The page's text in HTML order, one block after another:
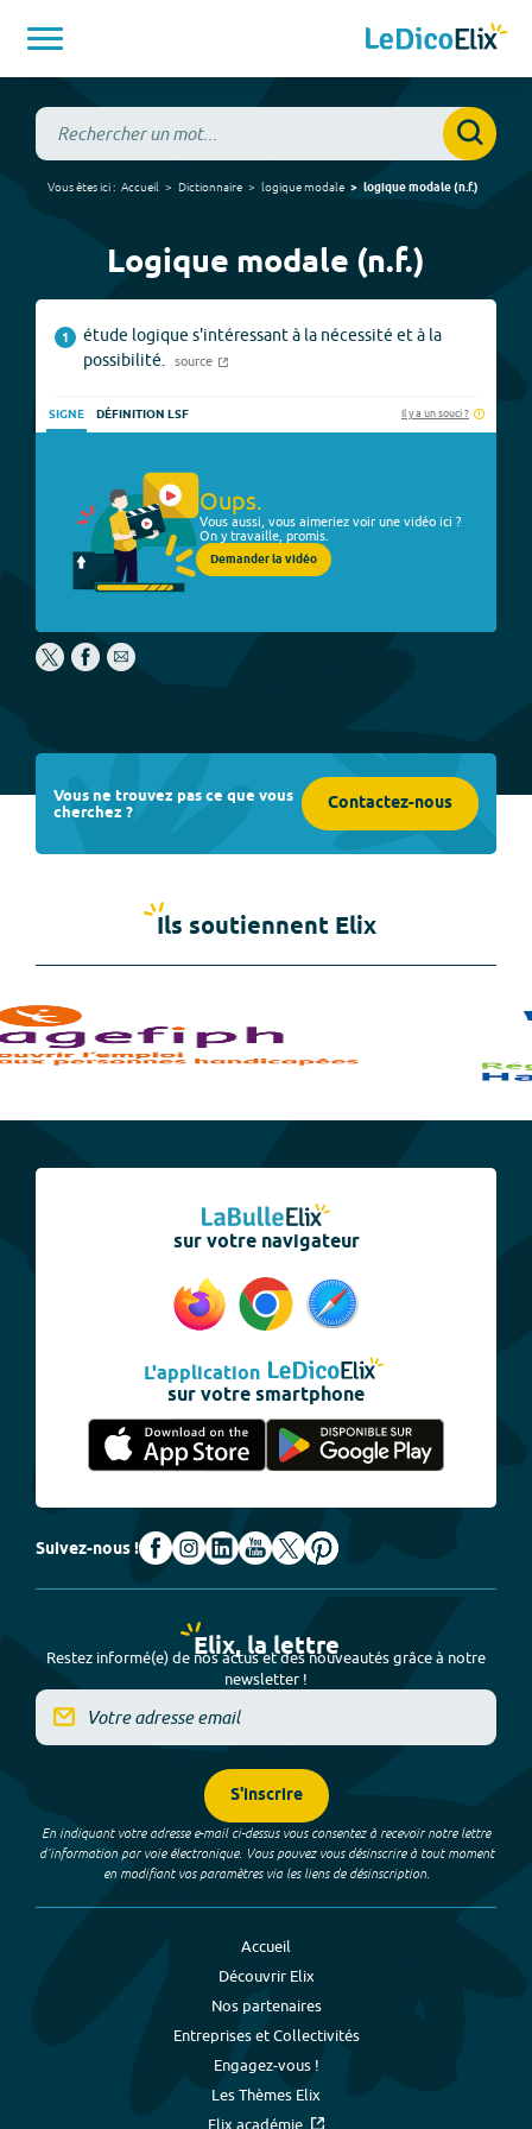
Vous êtes ici : Accueil Dictionnaire logique modale logique modale(n.f.)
Logique modale (n.f.)
1
étude logique s'intéressant à la nécessité et à la
possibilité.
source
SIGNE DÉFINITION LSF Il y a un souci ?
Oups.
Vous aussi, vous aimeriez voir une vidéo ici ?
On y travaille, promis.
Demander la vidéo
Vous ne trouvez pas ce que vous
cherchez ? Contactez-nous
Ils soutiennent Elix
sur votre navigateur
L'application
sur votre smartphone
Suivez-nous !
Elix, la lettre
Restez informé(e) de nos actus et des nouveautés grâce à notre
newsletter !
S'inscrire
En indiquant votre adresse e-mail ci-dessus vous consentez à recevoir notre lettre
d’information par voie électronique. Vous pouvez vous désinscrire à tout moment
en modifiant vos paramètres via les liens de désinscription.
Accueil
Découvrir Elix
Nos partenaires
Entreprises et Collectivités
Engagez-vous !
Les Thèmes Elix
Elix académie